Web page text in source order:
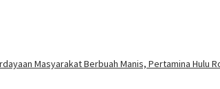
Masyarakat Berbuah Manis, Pertamina Hulu